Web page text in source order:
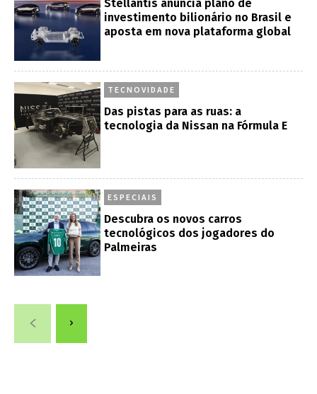
Stellantis anuncia plano de
investimento bilionário no Brasil e
aposta em nova plataforma global
TECNOVIDADE
Das pistas para as ruas: a
tecnologia da Nissan na Fórmula E
ESPECIAIS
Descubra os novos carros
tecnológicos dos jogadores do
Palmeiras